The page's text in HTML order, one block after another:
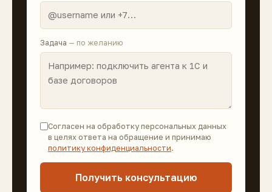
Задача — по желанию
Согласен на обработку персональных данных
в целях ответа на обращение и принимаю
политику конфиденциальности.
Получить консультацию